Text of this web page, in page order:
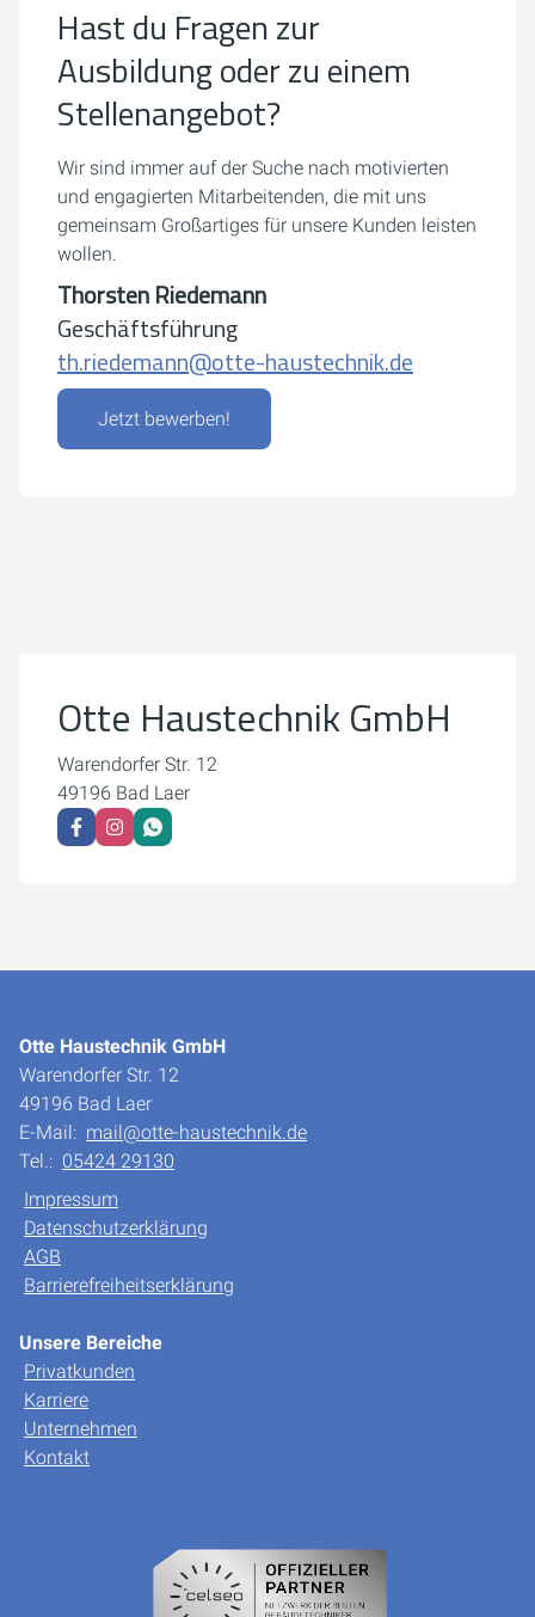
Hast du Fragen zur
Ausbildung oder zu einem
Stellenangebot?
Wir sind immer auf der Suche nach motivierten
und engagierten Mitarbeitenden, die mit uns
gemeinsam Großartiges für unsere Kunden leisten
wollen.
Thorsten Riedemann
Geschäftsführung
th.riedemann@otte-haustechnik.de
Jetzt bewerben!
Cookie-Einstellungen öffnen
Otte Haustechnik GmbH
Warendorfer Str. 12
49196 Bad Laer
Otte Haustechnik GmbH
Warendorfer Str. 12
49196 Bad Laer
E-Mail: mail@otte-haustechnik.de
Tel.: 05424 29130
Impressum
Datenschutzerklärung
AGB
Barrierefreiheitserklärung
Unsere Bereiche
Privatkunden
Karriere
Unternehmen
Kontakt